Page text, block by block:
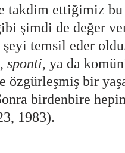
takdim ettiğimiz bu
şimdi de değer
temsil eder
sponti, ya da
özgürleşmiş bir
birdenbire
1983).